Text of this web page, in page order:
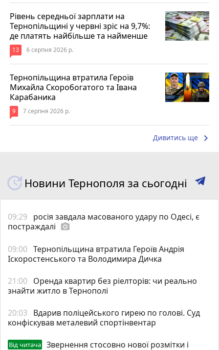
Рівень середньої зарплати на
Тернопільщині у червні зріс на 9,7%:
де платять найбільше та найменше
13 6 серпня 2026 р.
Тернопільщина втратила Героїв
Михайла Скоробогатого та Івана
Карабаника
9 7 серпня 2026 р.
Дивитись ще keyboard_arrow_right
Новини Тернополя за сьогодні
09:29
росія завдала масованого удару по Одесі, є
постраждалі photo_camera
09:00 Тернопільщина втратила Героїв Андрія
Іскоростенського та Володимира Дичка
21:00 Оренда квартир без ріелторів: чи реально
знайти житло в Тернополі
20:03
Вдарив поліцейського гирею по голові. Суд
конфіскував металевий спортінвентар
Від читача
Звернення стосовно нової розмітки і